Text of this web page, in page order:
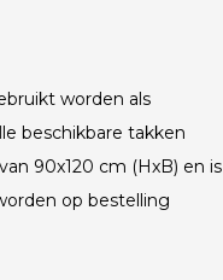
worden als
beschikbare takken
90x120 cm (HxB) en is
op bestelling